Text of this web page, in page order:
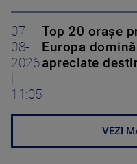
07-
08-
2026
11:05
Top 20 orașe
Europa
apreciate
VEZI